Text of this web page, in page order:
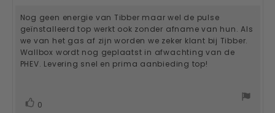
von
5
Sternen
Rezensionstext:
Nog geen energie van Tibber maar wel de pulse
geïnstalleerd top werkt ook zonder afname van hun. Als
we van het gas af zijn worden we zeker klant bij Tibber.
Wallbox wordt nog geplaatst in afwachting van de
PHEV. Levering snel en prima aanbieding top!
Stimme
0